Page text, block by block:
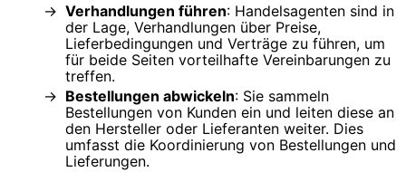
Verhandlungen führen: Handelsagenten sind in
der Lage, Verhandlungen über Preise,
Lieferbedingungen und Verträge zu führen, um
für beide Seiten vorteilhafte Vereinbarungen zu
treffen.
Bestellungen abwickeln: Sie sammeln
Bestellungen von Kunden ein und leiten diese an
den Hersteller oder Lieferanten weiter. Dies
umfasst die Koordinierung von Bestellungen und
Lieferungen.